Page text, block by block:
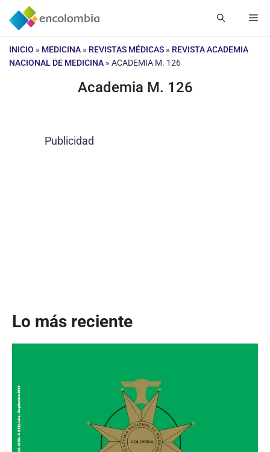
Saltar
INICIO » MEDICINA » REVISTAS MÉDICAS » REVISTA ACADEMIA
NACIONAL DE MEDICINA » ACADEMIA M. 126
Academia M. 126
Publicidad
Lo más reciente